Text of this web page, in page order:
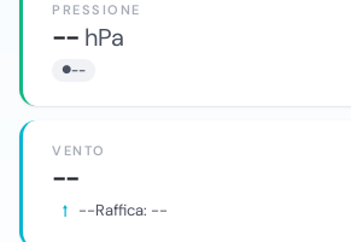
PRESSIONE
-- hPa
--
VENTO
--
--Raffica: --